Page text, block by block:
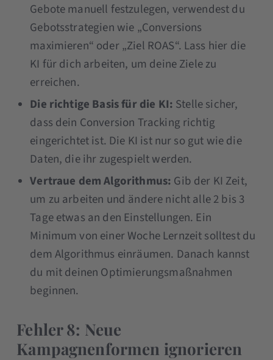
Gebote manuell festzulegen, verwendest du
Gebotsstrategien wie „Conversions
maximieren“ oder „Ziel ROAS“. Lass hier die
KI für dich arbeiten, um deine Ziele zu
erreichen.
Die richtige Basis für die KI: Stelle sicher,
dass dein Conversion Tracking richtig
eingerichtet ist. Die KI ist nur so gut wie die
Daten, die ihr zugespielt werden.
Vertraue dem Algorithmus: Gib der KI Zeit,
um zu arbeiten und ändere nicht alle 2 bis 3
Tage etwas an den Einstellungen. Ein
Minimum von einer Woche Lernzeit solltest du
dem Algorithmus einräumen. Danach kannst
du mit deinen Optimierungsmaßnahmen
beginnen.
Fehler 8: Neue
Kampagnenformen ignorieren